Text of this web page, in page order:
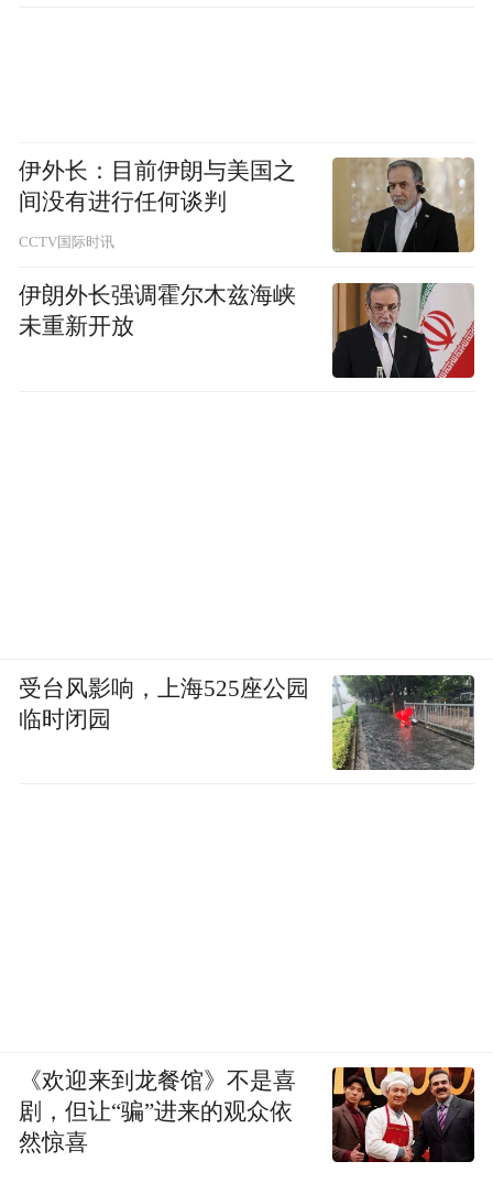
伊外长：目前伊朗与美国之
间没有进行任何谈判
CCTV国际时讯
伊朗外长强调霍尔木兹海峡
未重新开放
受台风影响，上海525座公园
临时闭园
《欢迎来到龙餐馆》不是喜
剧，但让“骗”进来的观众依
然惊喜